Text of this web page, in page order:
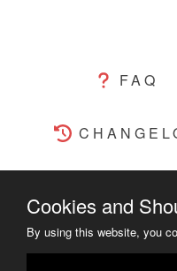
FAQ
Cookies and
By using this website, you